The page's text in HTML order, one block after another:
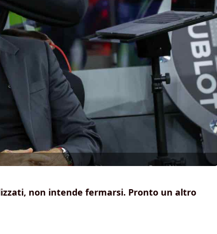
non intende fermarsi. Pronto un altro